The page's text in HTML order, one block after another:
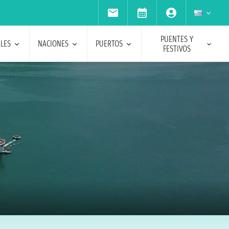
NACIONES PUERTOS
PUENTES Y
FESTIVOS